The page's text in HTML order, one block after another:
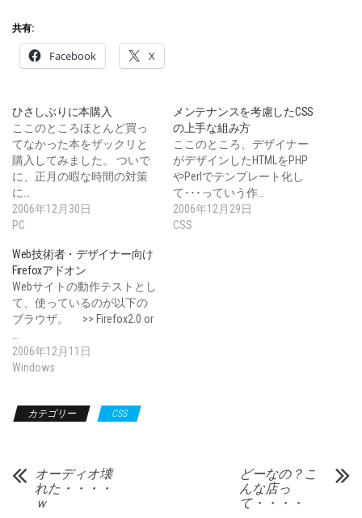
共有:
Facebook X
ひさしぶりに本購入
ここのところほとんど買っ
てなかった本をザックリと
購入してみました。 ついで
に、正月の暇な時間の対策
に…
2006年12月30日
PC
メンテナンスを考慮したCSS
の上手な組み方
ここのところ、デザイナー
がデザインしたHTMLをPHP
やPerlでテンプレート化し
て･･･っていう作…
2006年12月29日
CSS
Web技術者・デザイナー向け
Firefoxアドオン
Webサイトの動作テストとし
て、使っているのが以下の
ブラウザ。 >> Firefox2.0 or
2006年12月11日
Windows
カテゴリー CSS
オーディオ壊
れた・・・・
ｗ
どーなの？こ
んな店っ
て・・・・